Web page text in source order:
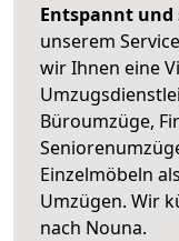
Entspannt und
unserem
wir Ihnen eine
Büroumzüge,
Einzelmöbeln
Umzügen. Wir
nach Nouna.